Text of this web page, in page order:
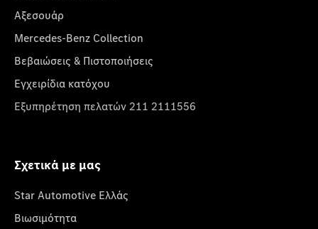
Αξεσουάρ
Mercedes-Benz Collection
Βεβαιώσεις & Πιστοποιήσεις
Εγχειρίδια κατόχου
Εξυπηρέτηση πελατών 211 2111556
Σχετικά με μας
Star Automotive Ελλάς
Βιωσιμότητα